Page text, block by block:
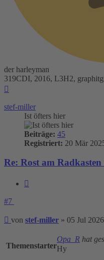
der harleyman
319CDI, 2016, L3H2,
stef-miller
Ist öfters hier
Beiträge: 45
Registriert: 20 Mär
Re: Rost am Radkasten
#7
Beitrag
von stef-miller » 05 Jul
Themenstarter
Opa_R hat
Hy